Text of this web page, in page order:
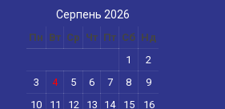
Серпень 2026
Пн Вт Ср Чт Пт Сб Нд
1
2
3
4 5 6 7 8
9
10
11 12 13 14 15 16